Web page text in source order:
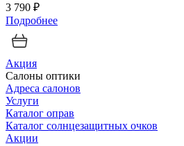
3 790 ₽
Подробнее
Акция
Салоны оптики
Адреса салонов
Услуги
Каталог оправ
Каталог солнцезащитных очков
Акции